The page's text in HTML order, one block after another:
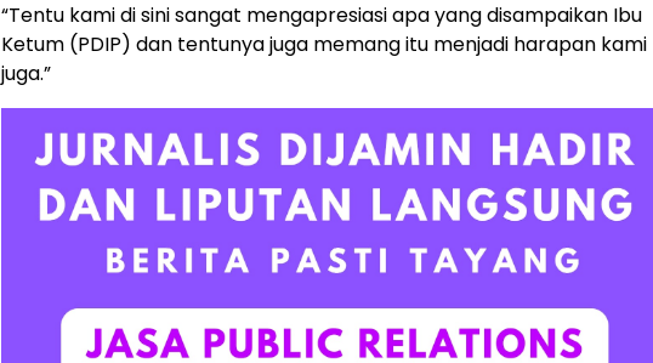
“Tentu kami di sini sangat mengapresiasi apa yang disampaikan Ibu
Ketum (PDIP) dan tentunya juga memang itu menjadi harapan kami
juga.”